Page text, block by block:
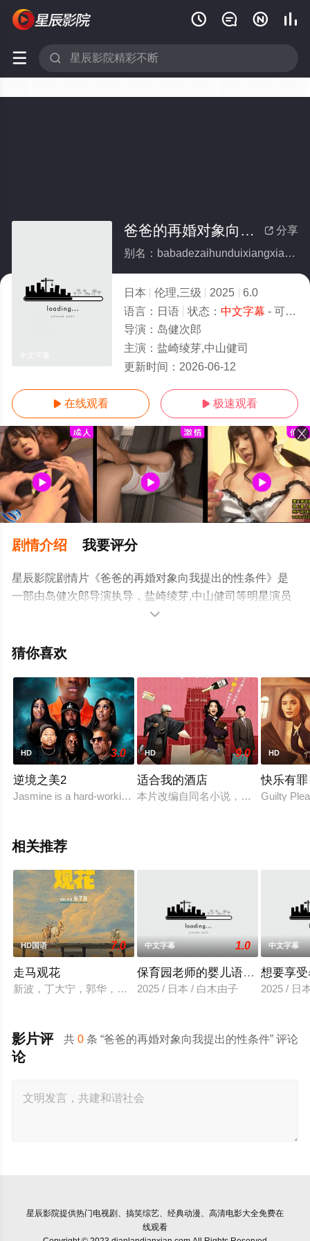
   
 
 分享
爸爸的再婚对象向我提出的性条件
别名：babadezaihunduixiangxiangwotichudexingtiaojian
日本 伦理,三级 2025
6.0
语言： 日语 状态： 中文字幕 - 可以高清免费在线观看
导演： 岛健次郎
主演： 盐崎绫芽,中山健司
更新时间： 2026-06-12
 在线观看  极速观看
剧情介绍 我要评分
星辰影院剧情片《爸爸的再婚对象向我提出的性条件》是
一部由岛健次郎导演执导，盐崎绫芽,中山健司等明星演员
精彩演绎的日本电影，更多高清无删减完整版电影尽在星

猜你喜欢
HD 3.0
逆境之美2
Jasmine is a hard-working stripper, struggling to make ends
HD 9.0
适合我的酒店
本片改编自同名小说，讲述了新人作
HD
快乐有罪
Guilty
相关推荐
HD国语 7.0
走马观花
新波，丁大宁，郭华，程一木他们毕业于同一所大学。他们和
中文字幕 1.0
保育园老师的婴儿语让人超兴奋
2025 / 日本 / 白木由子
中文字幕
想要享
2025 / 日
共0 条 “爸爸的再婚对象向我提出的性条件” 评论
影片评
论
星辰影院提供热门电视剧、搞笑综艺、经典动漫、高清电影大全免费在
线观看